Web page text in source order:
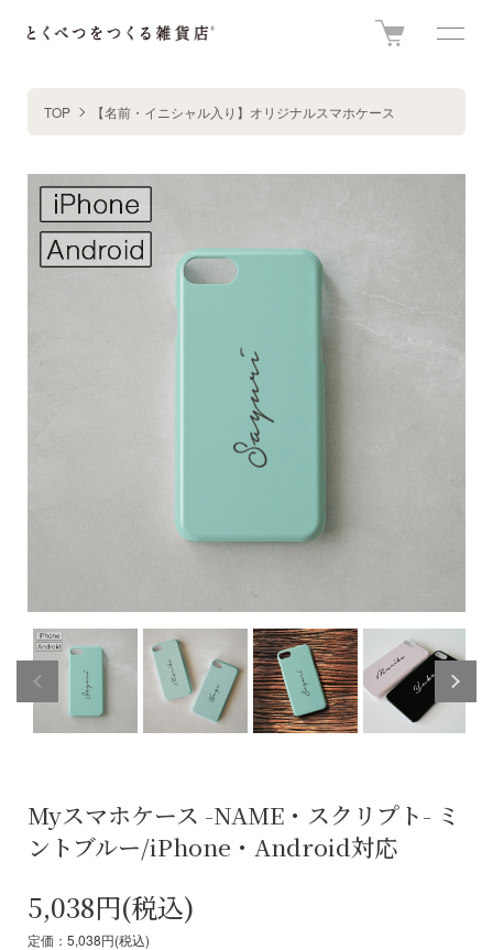
TOP 【名前・イニシャル入り】オリジナルスマホケース
Myスマホケース -NAME・スクリプト- ミ
ントブルー/iPhone・Android対応
5,038円(税込)
定価：5,038円(税込)